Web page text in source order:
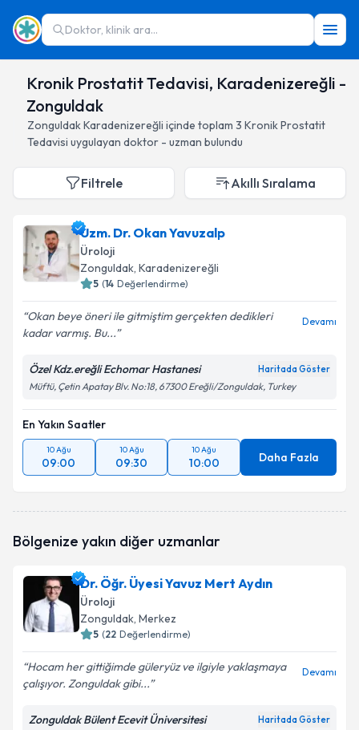
Doktor, klinik ara...
Kronik Prostatit Tedavisi, Karadenizereğli -
Zonguldak
ZonguldakKaradenizereğli içinde toplam 3 Kronik Prostatit
Tedavisi uygulayan doktor - uzman bulundu
Filtrele Akıllı Sıralama
Uzm. Dr. Okan Yavuzalp
Üroloji
Zonguldak, Karadenizereğli
5 (14 Değerlendirme)
Okan beye öneri ile gitmiştim gerçekten dedikleri
kadar varmış. Bu...
Devamı
Özel Kdz.ereğli Echomar Hastanesi Haritada Göster
Müftü, Çetin Apatay Blv. No:18, 67300 Ereğli/Zonguldak, Turkey
En Yakın Saatler
10 Ağu
09:00
10 Ağu
09:30
10 Ağu
10:00 Daha Fazla
Bölgenize yakın diğer uzmanlar
Dr. Öğr. Üyesi Yavuz Mert Aydın
Üroloji
Zonguldak, Merkez
5 (22 Değerlendirme)
Hocam her gittiğimde güleryüz ve ilgiyle yaklaşmaya
çalışıyor. Zonguldak gibi...
Devamı
Zonguldak Bülent Ecevit Üniversitesi Haritada Göster